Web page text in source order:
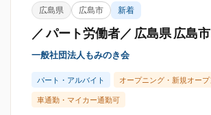
広島県 広島市 新着
／ パート労働者／ 広島県 広島
一般社団法人もみのき会
パート・アルバイト オープニング・新規オープ
車通勤・マイカー通勤可